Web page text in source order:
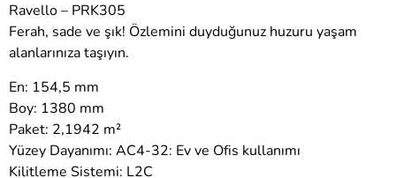
Ravello – PRK305
Ferah, sade ve şık! Özlemini duyduğunuz huzuru yaşam
alanlarınıza taşıyın.
En: 154,5 mm
Boy: 1380 mm
Paket: 2,1942 m²
Yüzey Dayanımı: AC4-32: Ev ve Ofis kullanımı
Kilitleme Sistemi: L2C